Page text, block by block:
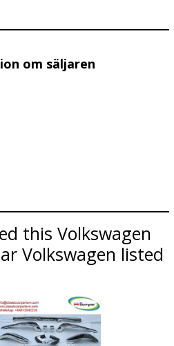
om säljaren
this Volkswagen
Volkswagen listed